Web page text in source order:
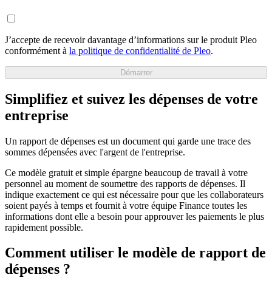
J’accepte de recevoir davantage d’informations sur le produit Pleo
conformément à la politique de confidentialité de Pleo.
Démarrer
Simplifiez et suivez les dépenses de votre
entreprise
Un rapport de dépenses est un document qui garde une trace des
sommes dépensées avec l'argent de l'entreprise.
Ce modèle gratuit et simple épargne beaucoup de travail à votre
personnel au moment de soumettre des rapports de dépenses. Il
indique exactement ce qui est nécessaire pour que les collaborateurs
soient payés à temps et fournit à votre équipe Finance toutes les
informations dont elle a besoin pour approuver les paiements le plus
rapidement possible.
Comment utiliser le modèle de rapport de
dépenses ?